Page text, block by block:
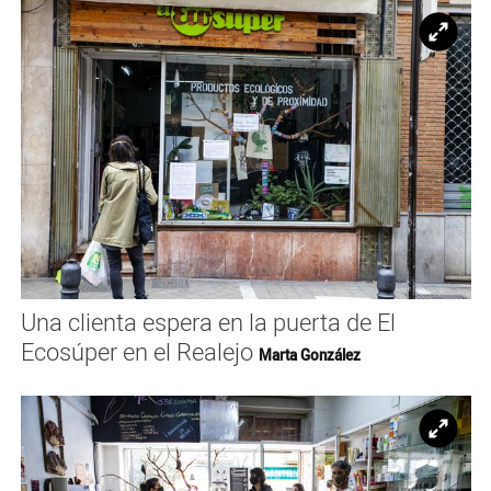
Una clienta espera en la puerta de El
Ecosúper en el Realejo Marta González